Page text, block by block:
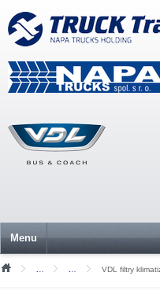
Menu
Akce a novinkyAkční nabídka
VDL filtry